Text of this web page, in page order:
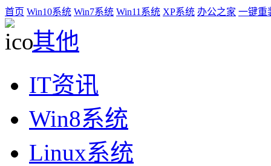
首页 Win10系统 Win7系统 Win11系统 XP系统 办公之家 一键重
其他
IT资讯
Win8系统
Linux系统